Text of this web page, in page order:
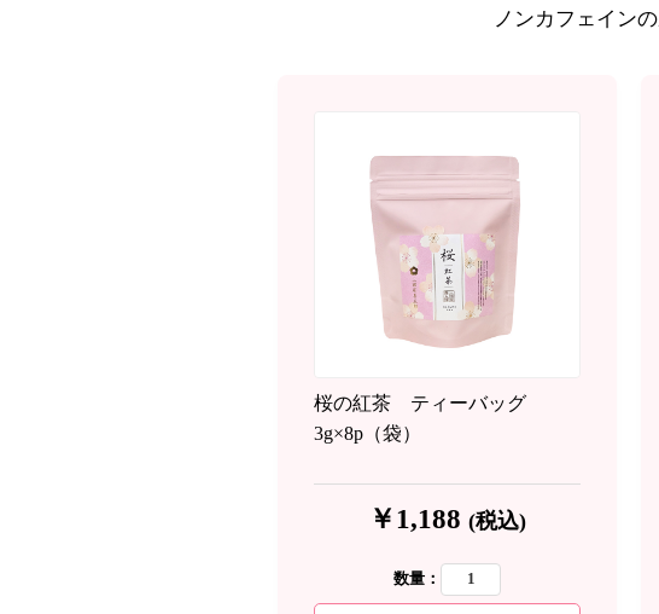
ノンカフェイン
桜の紅茶 ティーバッグ
3g×8p（袋）
￥1,188 (税込)
数量：